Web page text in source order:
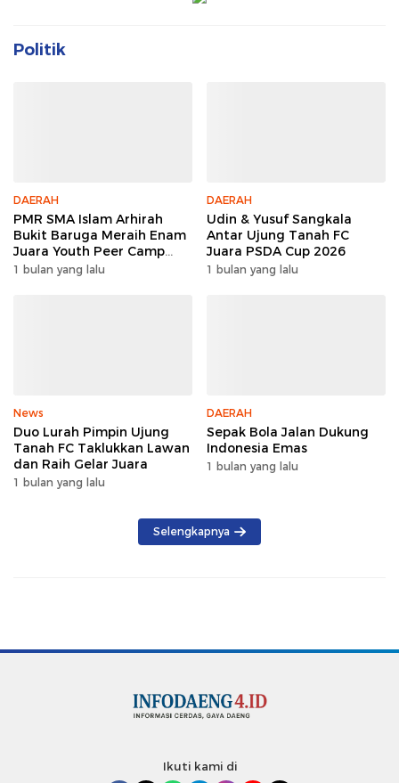
Politik
DAERAH
PMR SMA Islam Arhirah
Bukit Baruga Meraih Enam
Juara Youth Peer Camp
2026
1 bulan yang lalu
DAERAH
Udin & Yusuf Sangkala
Antar Ujung Tanah FC
Juara PSDA Cup 2026
1 bulan yang lalu
News
Duo Lurah Pimpin Ujung
Tanah FC Taklukkan Lawan
dan Raih Gelar Juara
1 bulan yang lalu
DAERAH
Sepak Bola Jalan Dukung
Indonesia Emas
1 bulan yang lalu
Selengkapnya
Ikuti kami di